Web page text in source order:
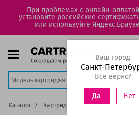
При проблемах с онлайн-
установите российские
или используйте
Ваш город
Санкт-
Все верно?
Да Нет
Каталог Картриджи Картридж